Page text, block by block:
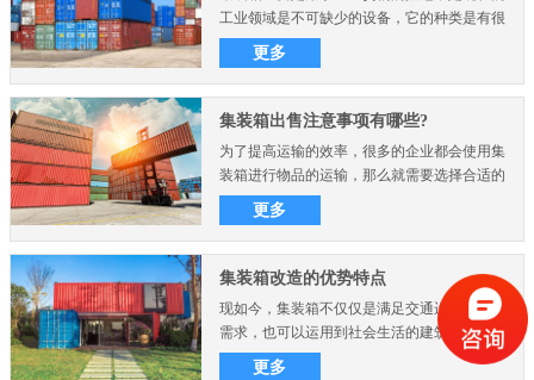
工业领域是不可缺少的设备，它的种类是有很
多的，而且不同的尺..
更多
集装箱出售注意事项有哪些?
为了提高运输的效率，很多的企业都会使用集
装箱进行物品的运输，那么就需要选择合适的
集装箱，在集装箱出..
更多
集装箱改造的优势特点
现如今，集装箱不仅仅是满足交通运输的物流
需求，也可以运用到社会生活的建筑物中，比
如集装箱房屋别墅、..
更多